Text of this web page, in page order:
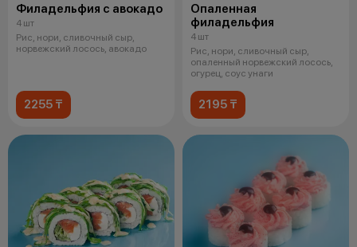
Филадельфия с авокадо
4 шт
Рис, нори, сливочный сыр,
норвежский лосось, авокадо
2255 ₸
Опаленная
филадельфия
4 шт
Рис, нори, сливочный сыр,
опаленный норвежский лосось,
огурец, соус унаги
2195 ₸